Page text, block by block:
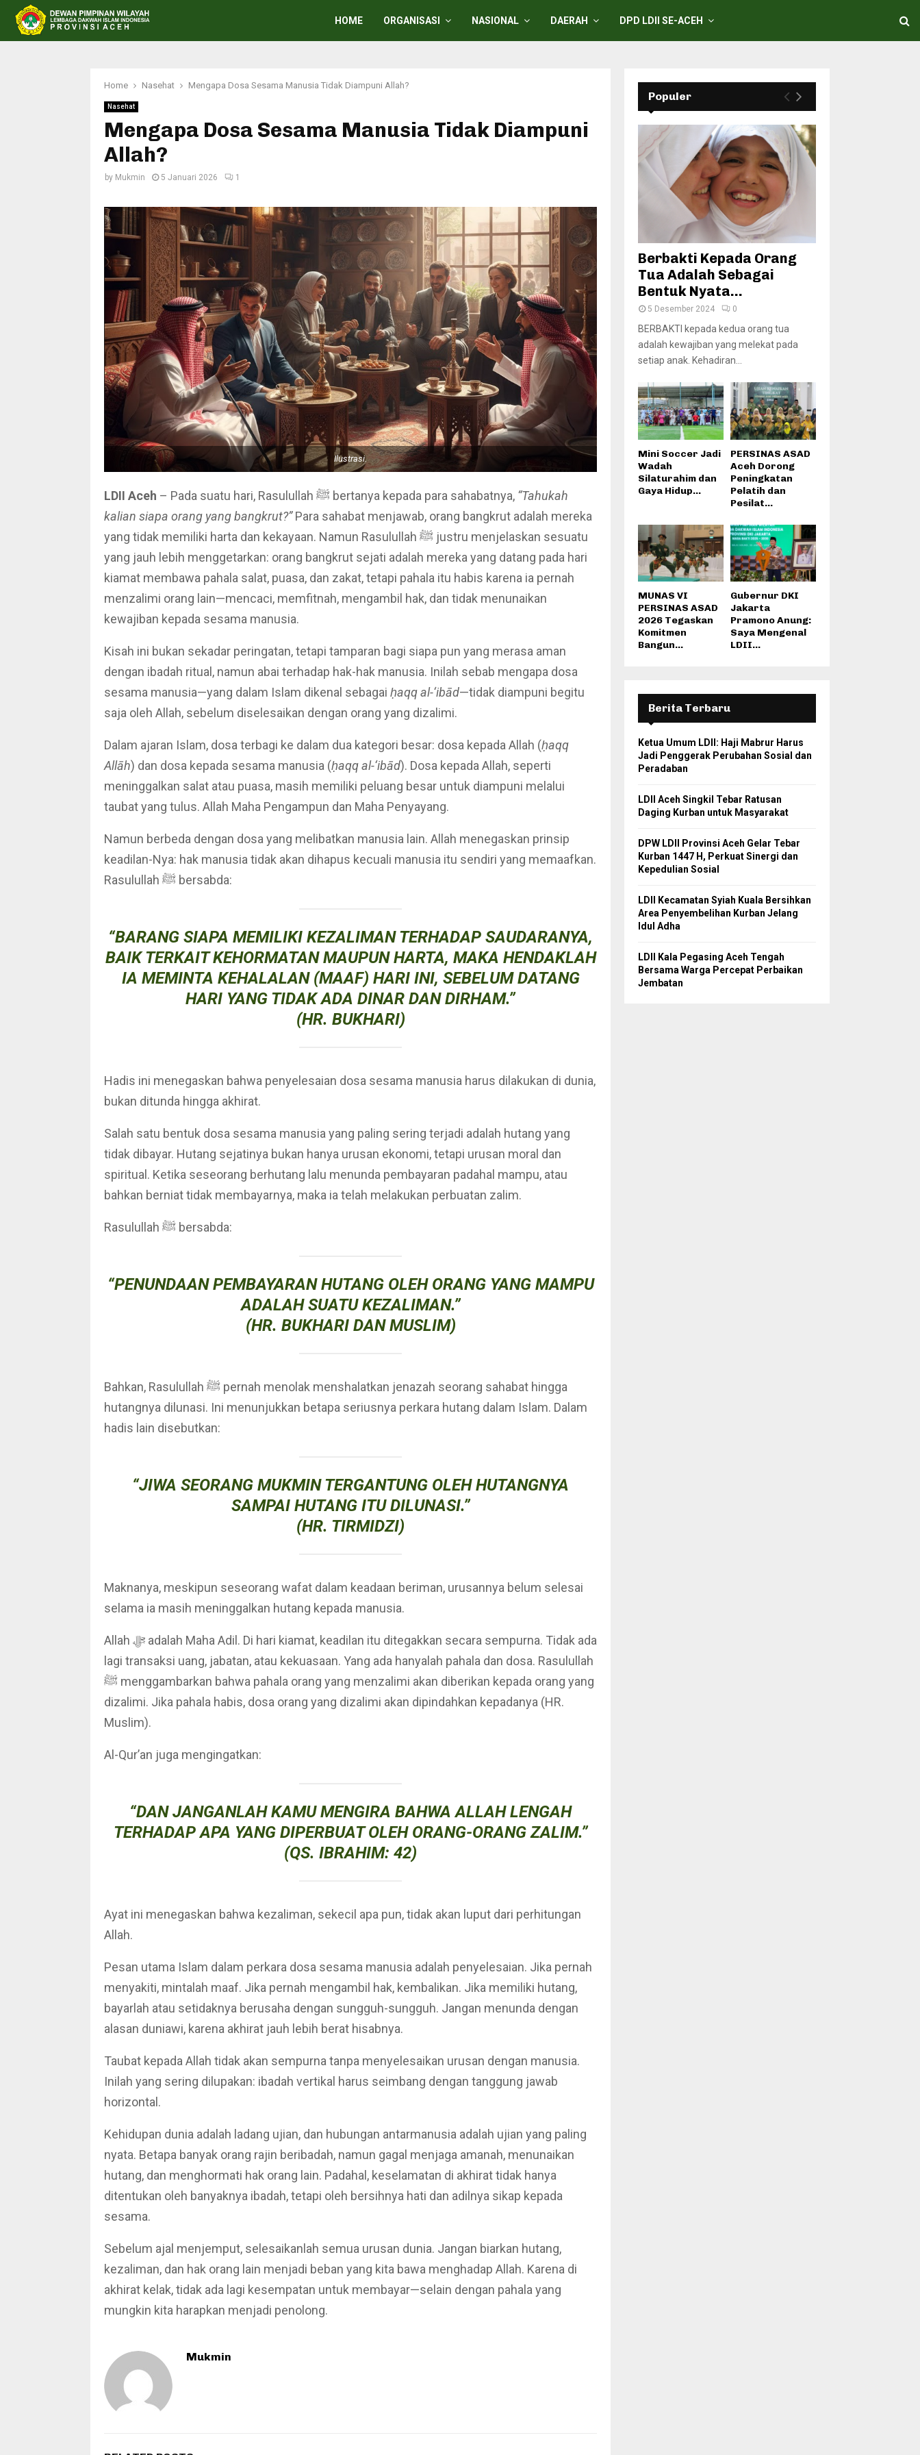
HOME ORGANISASI NASIONAL DAERAH DPD LDII SE-ACEH
Home Nasehat Mengapa Dosa Sesama Manusia Tidak Diampuni Allah?
Nasehat
Mengapa Dosa Sesama Manusia Tidak Diampuni
Allah?
by Mukmin 5 Januari 2026 1
Ilustrasi.
LDII Aceh – Pada suatu hari, Rasulullah ﷺ bertanya kepada para sahabatnya, “Tahukah
kalian siapa orang yang bangkrut?”Para sahabat menjawab, orang bangkrut adalah mereka
yang tidak memiliki harta dan kekayaan. Namun Rasulullah ﷺ justru menjelaskan sesuatu
yang jauh lebih menggetarkan: orang bangkrut sejati adalah mereka yang datang pada hari
kiamat membawa pahala salat, puasa, dan zakat, tetapi pahala itu habis karena ia pernah
menzalimi orang lain—mencaci, memfitnah, mengambil hak, dan tidak menunaikan
kewajiban kepada sesama manusia.
Kisah ini bukan sekadar peringatan, tetapi tamparan bagi siapa pun yang merasa aman
dengan ibadah ritual, namun abai terhadap hak-hak manusia. Inilah sebab mengapa dosa
sesama manusia—yang dalam Islam dikenal sebagai ḥaqq al-‘ibād—tidak diampuni begitu
saja oleh Allah, sebelum diselesaikan dengan orang yang dizalimi.
Dalam ajaran Islam, dosa terbagi ke dalam dua kategori besar: dosa kepada Allah (ḥaqq
Allāh) dan dosa kepada sesama manusia (ḥaqq al-‘ibād). Dosa kepada Allah, seperti
meninggalkan salat atau puasa, masih memiliki peluang besar untuk diampuni melalui
taubat yang tulus. Allah Maha Pengampun dan Maha Penyayang.
Namun berbeda dengan dosa yang melibatkan manusia lain. Allah menegaskan prinsip
keadilan-Nya: hak manusia tidak akan dihapus kecuali manusia itu sendiri yang memaafkan.
Rasulullah ﷺ bersabda:
“BARANG SIAPA MEMILIKI KEZALIMAN TERHADAP SAUDARANYA,
BAIK TERKAIT KEHORMATAN MAUPUN HARTA, MAKA HENDAKLAH
IA MEMINTA KEHALALAN (MAAF) HARI INI, SEBELUM DATANG
HARI YANG TIDAK ADA DINAR DAN DIRHAM.”
(HR. BUKHARI)
Hadis ini menegaskan bahwa penyelesaian dosa sesama manusia harus dilakukan di dunia,
bukan ditunda hingga akhirat.
Salah satu bentuk dosa sesama manusia yang paling sering terjadi adalah hutang yang
tidak dibayar. Hutang sejatinya bukan hanya urusan ekonomi, tetapi urusan moral dan
spiritual. Ketika seseorang berhutang lalu menunda pembayaran padahal mampu, atau
bahkan berniat tidak membayarnya, maka ia telah melakukan perbuatan zalim.
Rasulullah ﷺ bersabda:
“PENUNDAAN PEMBAYARAN HUTANG OLEH ORANG YANG MAMPU
ADALAH SUATU KEZALIMAN.”
(HR. BUKHARI DAN MUSLIM)
Bahkan, Rasulullah ﷺ pernah menolak menshalatkan jenazah seorang sahabat hingga
hutangnya dilunasi. Ini menunjukkan betapa seriusnya perkara hutang dalam Islam. Dalam
hadis lain disebutkan:
“JIWA SEORANG MUKMIN TERGANTUNG OLEH HUTANGNYA
SAMPAI HUTANG ITU DILUNASI.”
(HR. TIRMIDZI)
Maknanya, meskipun seseorang wafat dalam keadaan beriman, urusannya belum selesai
selama ia masih meninggalkan hutang kepada manusia.
Allah ﷻ adalah Maha Adil. Di hari kiamat, keadilan itu ditegakkan secara sempurna. Tidak ada
lagi transaksi uang, jabatan, atau kekuasaan. Yang ada hanyalah pahala dan dosa. Rasulullah
ﷺ menggambarkan bahwa pahala orang yang menzalimi akan diberikan kepada orang yang
dizalimi. Jika pahala habis, dosa orang yang dizalimi akan dipindahkan kepadanya (HR.
Muslim).
Al-Qur’an juga mengingatkan:
“DAN JANGANLAH KAMU MENGIRA BAHWA ALLAH LENGAH
TERHADAP APA YANG DIPERBUAT OLEH ORANG-ORANG ZALIM.”
(QS. IBRAHIM: 42)
Ayat ini menegaskan bahwa kezaliman, sekecil apa pun, tidak akan luput dari perhitungan
Allah.
Pesan utama Islam dalam perkara dosa sesama manusia adalah penyelesaian. Jika pernah
menyakiti, mintalah maaf. Jika pernah mengambil hak, kembalikan. Jika memiliki hutang,
bayarlah atau setidaknya berusaha dengan sungguh-sungguh. Jangan menunda dengan
alasan duniawi, karena akhirat jauh lebih berat hisabnya.
Taubat kepada Allah tidak akan sempurna tanpa menyelesaikan urusan dengan manusia.
Inilah yang sering dilupakan: ibadah vertikal harus seimbang dengan tanggung jawab
horizontal.
Kehidupan dunia adalah ladang ujian, dan hubungan antarmanusia adalah ujian yang paling
nyata. Betapa banyak orang rajin beribadah, namun gagal menjaga amanah, menunaikan
hutang, dan menghormati hak orang lain. Padahal, keselamatan di akhirat tidak hanya
ditentukan oleh banyaknya ibadah, tetapi oleh bersihnya hati dan adilnya sikap kepada
sesama.
Sebelum ajal menjemput, selesaikanlah semua urusan dunia. Jangan biarkan hutang,
kezaliman, dan hak orang lain menjadi beban yang kita bawa menghadap Allah. Karena di
akhirat kelak, tidak ada lagi kesempatan untuk membayar—selain dengan pahala yang
mungkin kita harapkan menjadi penolong.
Mukmin
Populer
Berbakti Kepada Orang
Tua Adalah Sebagai
Bentuk Nyata...
5 Desember 2024 0
BERBAKTI kepada kedua orang tua
adalah kewajiban yang melekat pada
setiap anak. Kehadiran...
Mini Soccer Jadi
Wadah
Silaturahim dan
Gaya Hidup...
PERSINAS ASAD
Aceh Dorong
Peningkatan
Pelatih dan
Pesilat...
MUNAS VI
PERSINAS ASAD
2026 Tegaskan
Komitmen
Bangun...
Gubernur DKI
Jakarta
Pramono Anung:
Saya Mengenal
LDII...
Berita Terbaru
Ketua Umum LDII: Haji Mabrur Harus
Jadi Penggerak Perubahan Sosial dan
Peradaban
LDII Aceh Singkil Tebar Ratusan
Daging Kurban untuk Masyarakat
DPW LDII Provinsi Aceh Gelar Tebar
Kurban 1447 H, Perkuat Sinergi dan
Kepedulian Sosial
LDII Kecamatan Syiah Kuala Bersihkan
Area Penyembelihan Kurban Jelang
Idul Adha
LDII Kala Pegasing Aceh Tengah
Bersama Warga Percepat Perbaikan
Jembatan